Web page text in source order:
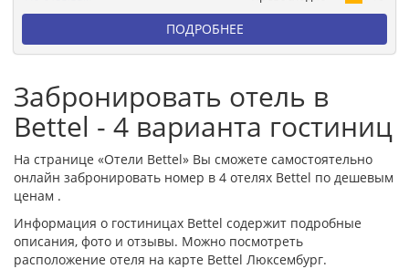
ПОДРОБНЕЕ
Забронировать отель в
Bettel - 4 варианта гостиниц
На странице «Отели Bettel» Вы сможете самостоятельно
онлайн забронировать номер в 4 отелях Bettel по дешевым
ценам .
Информация о гостиницах Bettel содержит подробные
описания, фото и отзывы. Можно посмотреть
расположение отеля на карте Bettel Люксембург.